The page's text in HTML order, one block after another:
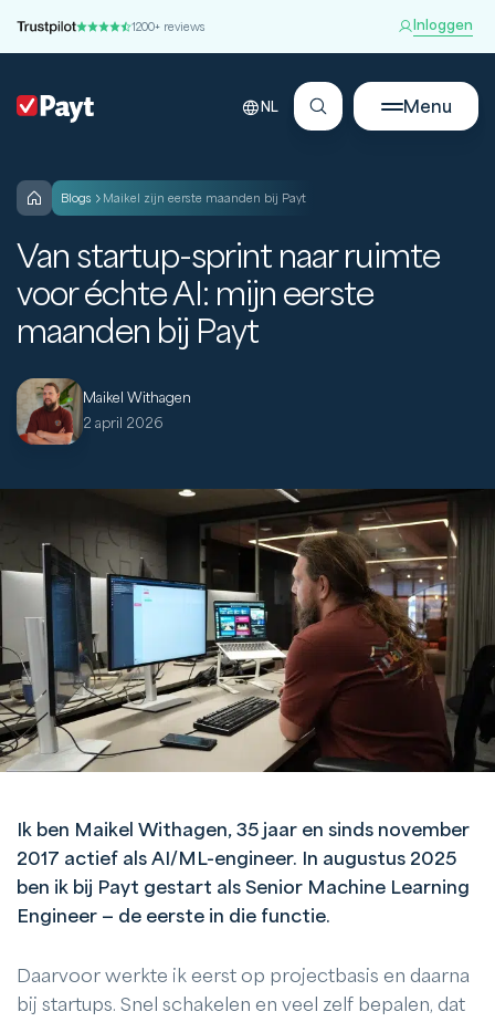
1200+ reviews Inloggen
NL Menu
blogs Maikel zijn eerste maanden bij Payt
Van startup-sprint naar ruimte
voor échte AI: mijn eerste
maanden bij Payt
Maikel Withagen
2 april 2026
Ik ben Maikel Withagen, 35 jaar en sinds november
2017 actief als AI/ML-engineer. In augustus 2025
ben ik bij Payt gestart als Senior Machine Learning
Engineer — de eerste in die functie.
Daarvoor werkte ik eerst op projectbasis en daarna
bij startups. Snel schakelen en veel zelf bepalen, dat